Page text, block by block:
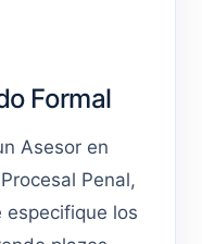
Formal
Asesor en
Penal,
especifique los